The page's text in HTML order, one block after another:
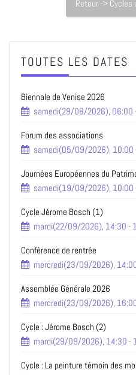
Retour ->
TOUTES LES DATES
Biennale de Venise 2026
samedi(29/08/2026), 06:00
Forum des associations
samedi(05/09/2026), 10:00
Journées Européennes du
samedi(19/09/2026), 10:00
Cycle Jérome Bosch (1)
mardi(22/09/2026), 14:30 -
Conférence de rentrée
mercredi(23/09/2026),
Assemblée Générale 2026
mercredi(23/09/2026),
Cycle : Jérome Bosch (2)
mardi(29/09/2026), 14:30 -
Cycle : La peinture témoin des